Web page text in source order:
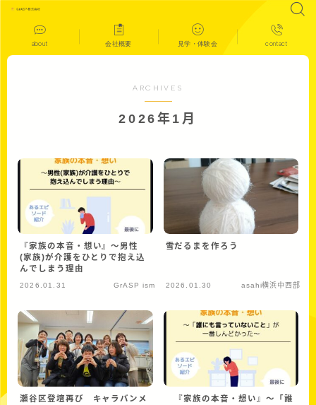
about 会社概要 見学・体験会 contact
ARCHIVES
2026年1月
『家族の本音・想い』〜男性
(家族)が介護をひとりで抱え込
んでしまう理由
2026.01.31 GrASP ism
雪だるまを作ろう
2026.01.30 asahi横浜中西部
瀬谷区登壇再び キャラバンメ
『家族の本音・想い』〜「誰